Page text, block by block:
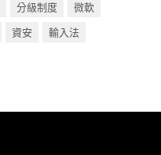
分級制度
微軟
資安 輸入法